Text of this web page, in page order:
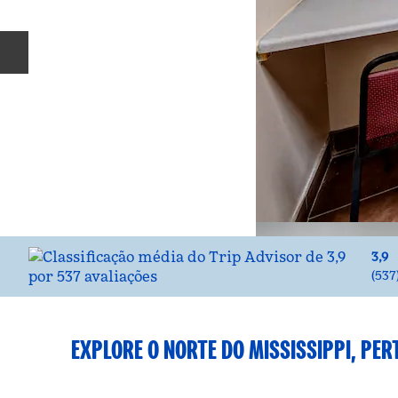
3,9
(537
EXPLORE O NORTE DO MISSISSIPPI,